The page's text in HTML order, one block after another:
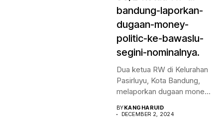
bandung-laporkan-
dugaan-money-
politic-ke-bawaslu-
segini-nominalnya.
Dua ketua RW di Kelurahan
Pasirluyu, Kota Bandung,
melaporkan dugaan money
BYKANGHARUID
DECEMBER 2, 2024